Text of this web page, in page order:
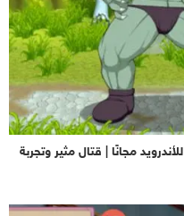
حمل الآن لعبة Sister Fight APK 2025 للأندرويد مجانًا | قتال مثير وتجربة